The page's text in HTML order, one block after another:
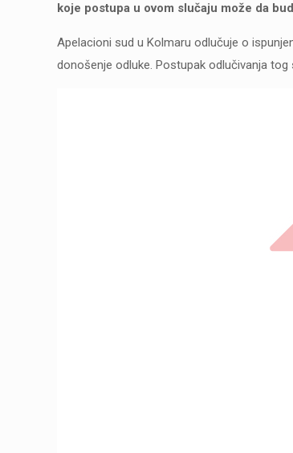
koje postupa u ovom slučaju može da
Apelacioni sud u Kolmaru odlučuje o
donošenje odluke. Postupak odlučivanja